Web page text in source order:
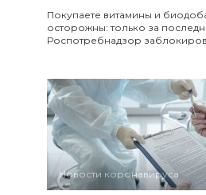
Покупаете витамины и
осторожны: только за
Роспотребнадзор
Новости коронавируса